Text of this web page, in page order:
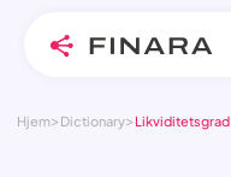
Skip
Hjem> Dictionary> Likviditetsgrad